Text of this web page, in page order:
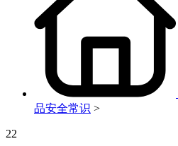
品安全常识 >
22